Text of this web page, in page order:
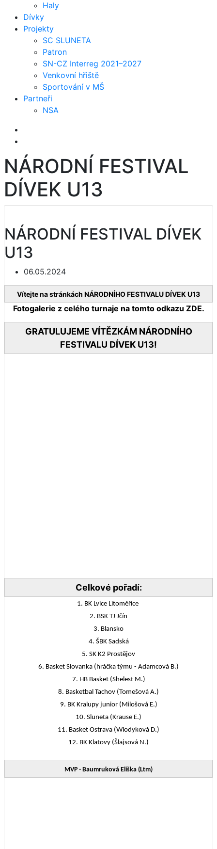
Haly
Dívky
Projekty
SC SLUNETA
Patron
SN-CZ Interreg 2021–2027
Venkovní hřiště
Sportování v MŠ
Partneři
NSA
NÁRODNÍ FESTIVAL
DÍVEK U13
NÁRODNÍ FESTIVAL DÍVEK
U13
06.05.2024
Vítejte na stránkách NÁRODNÍHO FESTIVALU DÍVEK U13
Fotogalerie z celého turnaje na tomto odkazu ZDE.
GRATULUJEME VÍTĚZKÁM NÁRODNÍHO
FESTIVALU DÍVEK U13!
Celkové pořadí:
1. BK Lvice Litoměřice
2. BSK TJ Jčín
3. Blansko
4. ŠBK Sadská
5. SK K2 Prostějov
6. Basket Slovanka (hráčka týmu - Adamcová B.)
7. HB Basket (Shelest M.)
8. Basketbal Tachov (Tomešová A.)
9. BK Kralupy junior (Milošová E.)
10. Sluneta (Krause E.)
11. Basket Ostrava (Wlodyková D.)
12. BK Klatovy (Šlajsová N.)
MVP - Baumruková Eliška (Ltm)